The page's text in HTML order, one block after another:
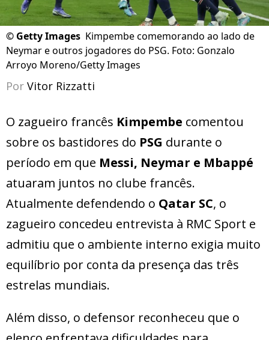
© Getty Images Kimpembe comemorando ao lado de
Neymar e outros jogadores do PSG. Foto: Gonzalo
Arroyo Moreno/Getty Images
Por Vitor Rizzatti
O zagueiro francês Kimpembe comentou
sobre os bastidores do PSG durante o
período em que Messi, Neymar e Mbappé
atuaram juntos no clube francês.
Atualmente defendendo o Qatar SC, o
zagueiro concedeu entrevista à RMC Sport e
admitiu que o ambiente interno exigia muito
equilíbrio por conta da presença das três
estrelas mundiais.
Além disso, o defensor reconheceu que o